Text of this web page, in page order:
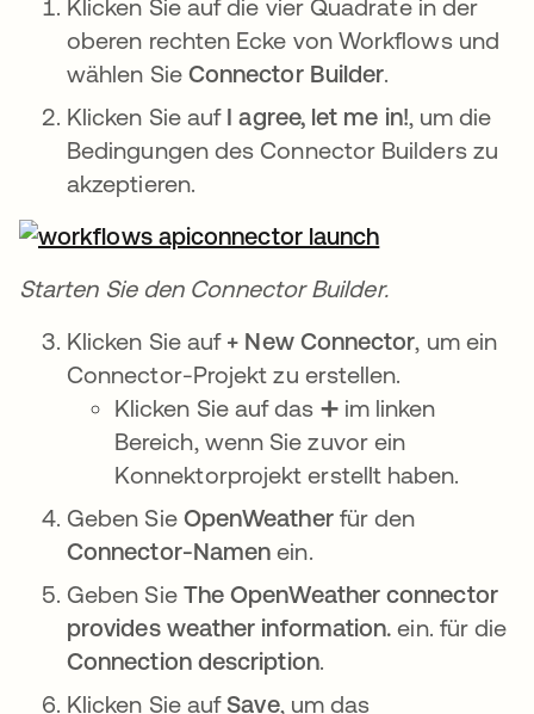
Klicken Sie auf die vier Quadrate in der
oberen rechten Ecke von Workflows und
wählen Sie Connector Builder.
Klicken Sie auf I agree, let me in!, um die
Bedingungen des Connector Builders zu
akzeptieren.
Starten Sie den Connector Builder.
Klicken Sie auf + New Connector, um ein
Connector-Projekt zu erstellen.
Klicken Sie auf das ➕ im linken
Bereich, wenn Sie zuvor ein
Konnektorprojekt erstellt haben.
Geben Sie OpenWeatherfür den
Connector-Namen ein.
Geben Sie The OpenWeather connector
provides weather information. ein. für die
Connection description.
Klicken Sie auf Save, um das